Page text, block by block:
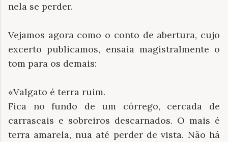
nela se perder.
Vejamos agora como o conto de abertura, cujo
excerto publicamos, ensaia magistralmente o
tom para os demais:
«Valgato é terra ruim.
Fica no fundo de um córrego, cercada de
carrascais e sobreiros descarnados. O mais é
terra amarela, nua até perder de vista. Não há